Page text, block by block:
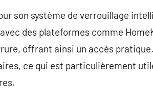
son système de verrouillage
des plateformes comme
offrant ainsi un accès
ce qui est particulièrement